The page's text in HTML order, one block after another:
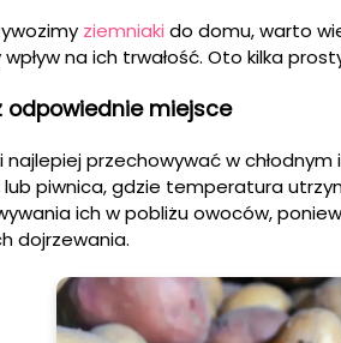
ziemniaki do domu, warto
na ich trwałość. Oto kilka
odpowiednie miejsce
najlepiej przechowywać w
piwnica, gdzie temperatura
ich w pobliżu owoców,
dojrzewania.